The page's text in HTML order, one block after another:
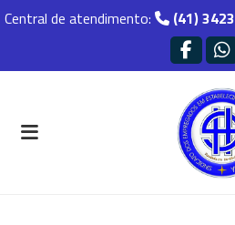
Central de atendimento: (41)